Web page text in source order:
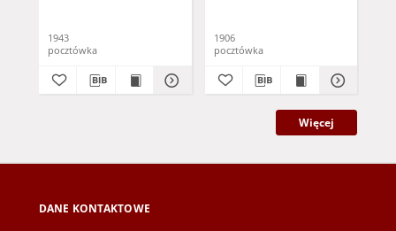
1943
pocztówka
1906
pocztówka
Więcej
DANE KONTAKTOWE